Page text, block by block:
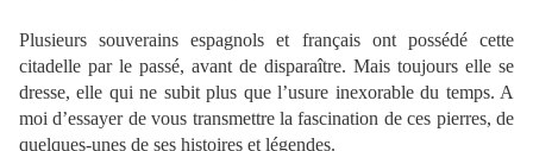
Plusieurs souverains espagnols et français ont possédé cette
citadelle par le passé, avant de disparaître. Mais toujours elle se
dresse, elle qui ne subit plus que l’usure inexorable du temps. A
moi d’essayer de vous transmettre la fascination de ces pierres, de
quelques-unes de ses histoires et légendes.